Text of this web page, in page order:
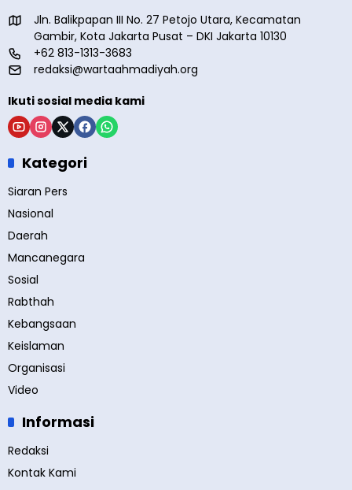
Jln. Balikpapan III No. 27 Petojo Utara, Kecamatan
Gambir, Kota Jakarta Pusat – DKI Jakarta 10130
+62 813-1313-3683
redaksi@wartaahmadiyah.org
Ikuti sosial media kami
Kategori
Siaran Pers
Nasional
Daerah
Mancanegara
Sosial
Rabthah
Kebangsaan
Keislaman
Organisasi
Video
Informasi
Redaksi
Kontak Kami